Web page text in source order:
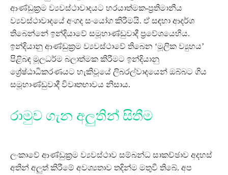
ආණ්ඩුක්‍රම ව්‍යවස්ථාවාදයට හරයාත්මක-ප්‍රතිමානීය
ව්‍යවස්ථාවාදයේ අංගද සංයෝග කිරීමයි. ඒ සඳහා ආදර්ශ
තිබෙන්නේ ඉන්දියාවේ සමූහාණ්ඩුවාදී ප්‍රවේශයෙහිය.
ඉන්දියානු ආණ්ඩුක්‍රම ව්‍යවස්ථාවේ තිබෙන ‘මූලික ව්‍යුහය’
පිළිබඳ මූලධර්ම බලාත්මක කිරීමට ඉන්දියානු
ශ්‍රේෂ්ඨාධිකරණයට හැකිවූයේ ලිබරල්වාදයෙන් ඔබ්බට ගිය
සමූහාණ්ඩුවාදී විවෘතභාවය නිසාය.
රාමුව ගැන අලුතින් සිතීම
ලංකාවේ ආණ්ඩුක්‍රම ව්‍යවස්ථාව සම්බන්ධ සාකච්ඡාව අදහස්
අතින් අලුත් කිරීමේ අවශ්‍යතාව තදින්ම මතුවී තිබේ. අප